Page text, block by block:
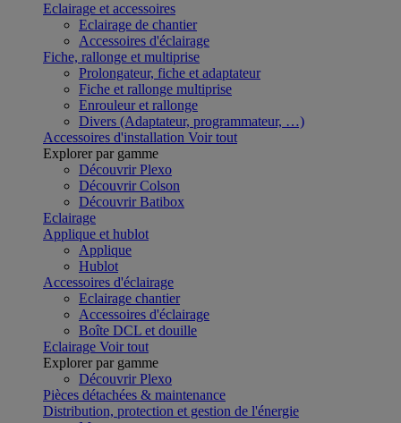
Eclairage et accessoires
Eclairage de chantier
Accessoires d'éclairage
Fiche, rallonge et multiprise
Prolongateur, fiche et adaptateur
Fiche et rallonge multiprise
Enrouleur et rallonge
Divers (Adaptateur, programmateur, …)
Accessoires d'installation Voir tout
Explorer par gamme
Découvrir Plexo
Découvrir Colson
Découvrir Batibox
Eclairage
Applique et hublot
Applique
Hublot
Accessoires d'éclairage
Eclairage chantier
Accessoires d'éclairage
Boîte DCL et douille
Eclairage Voir tout
Explorer par gamme
Découvrir Plexo
Pièces détachées & maintenance
Distribution, protection et gestion de l'énergie